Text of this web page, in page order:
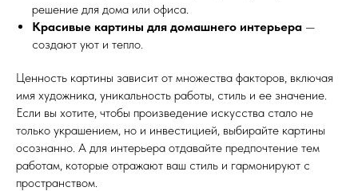
решение для дома или офиса.
Красивые картины для домашнего интерьера —
создают уют и тепло.
Ценность картины зависит от множества факторов, включая
имя художника, уникальность работы, стиль и ее значение.
Если вы хотите, чтобы произведение искусства стало не
только украшением, но и инвестицией, выбирайте картины
осознанно. А для интерьера отдавайте предпочтение тем
работам, которые отражают ваш стиль и гармонируют с
пространством.
Дизайн мастерская RIDS2.0®
Москва - производство картин
на холсте ( Москва,
Полимерная дом 8 \ ПН-ПТ 9-
18 | СБ 10-16 \ Посещение — по
предварительной записи)
Сочи - Производство дверей и
мебели (Доставка по РФ )